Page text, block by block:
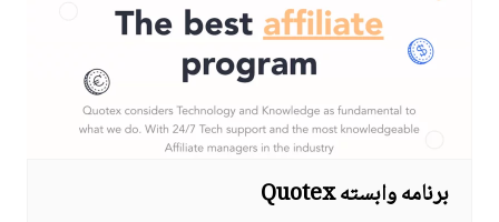
برنامه وابسته Quotex